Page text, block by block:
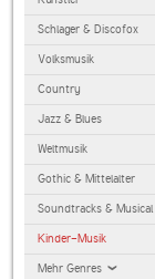
Schlager & Discofox
Volksmusik
Country
Jazz & Blues
Weltmusik
Gothic & Mittelalter
Soundtracks & Musical
Kinder-Musik
Mehr Genres